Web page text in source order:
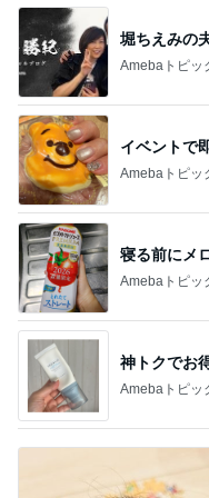
堀ちえみの
Amebaトピッ
イベントで
Amebaトピッ
寝る前にメ
Amebaトピッ
神トクでお
Amebaトピッ